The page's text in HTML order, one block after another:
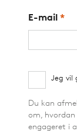
E-mail *
Jeg vil
Du kan
om, hvordan
engageret i